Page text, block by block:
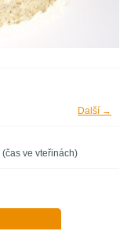
Další →
(čas ve vteřinách)